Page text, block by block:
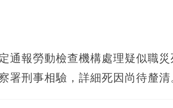
通報勞動檢查機構處理疑似職災
刑事相驗，詳細死因尚待釐清